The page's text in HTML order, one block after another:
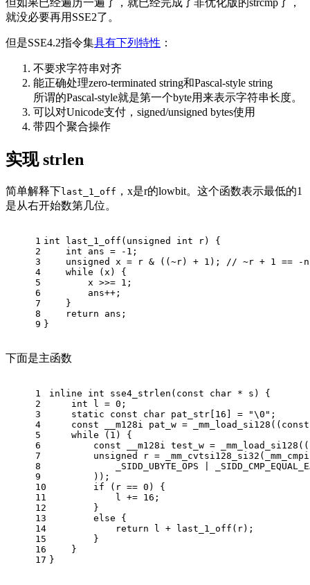
但如果已经遍历一遍了，就已经完成了非优化版的strcmp了，
就没必要再用SSE2了。
但是SSE4.2指令集具有下列特性 ：
不要求字符串对齐
能正确处理zero-terminated string和Pascal-style string
所谓的Pascal-style就是第一个byte用来表示字符串长度。
可以对Unicode支付，signed/unsigned bytes使用
带四个聚合操作
实现 strlen
简单解释下last_1_off ，x是r的lowbit。这个函数表示最低的1
是从右开始数第几位。
1
2
3
4
5
6
7
8
9
int last_1_off ( unsigned int r)
{
int ans = -1 ;
unsigned
x = r & ((~r) + 1 ); // ~r + 1 == -n
while (x) {
        x >>=
1 ;
        ans++;
    }
return ans;
}
下面是主函数
1
2
3
4
5
6
7
8
9
10
11
12
13
14
15
16
17
inline int sse4_strlen ( const char * s)
{
int l = 0 ;
static
const char pat_str[ 16 ] = "\0" ;
const __m128i pat_w = _mm_load_si128(( const
while ( 1 ) {
const __m128i test_w = _mm_load_si128((
unsigned
r =
_SIDD_UBYTE_OPS |
        ));
if (r == 0 ) {
            l +=
16 ;
        }
else {
return l + last_1_off(r);
        }
    }
}